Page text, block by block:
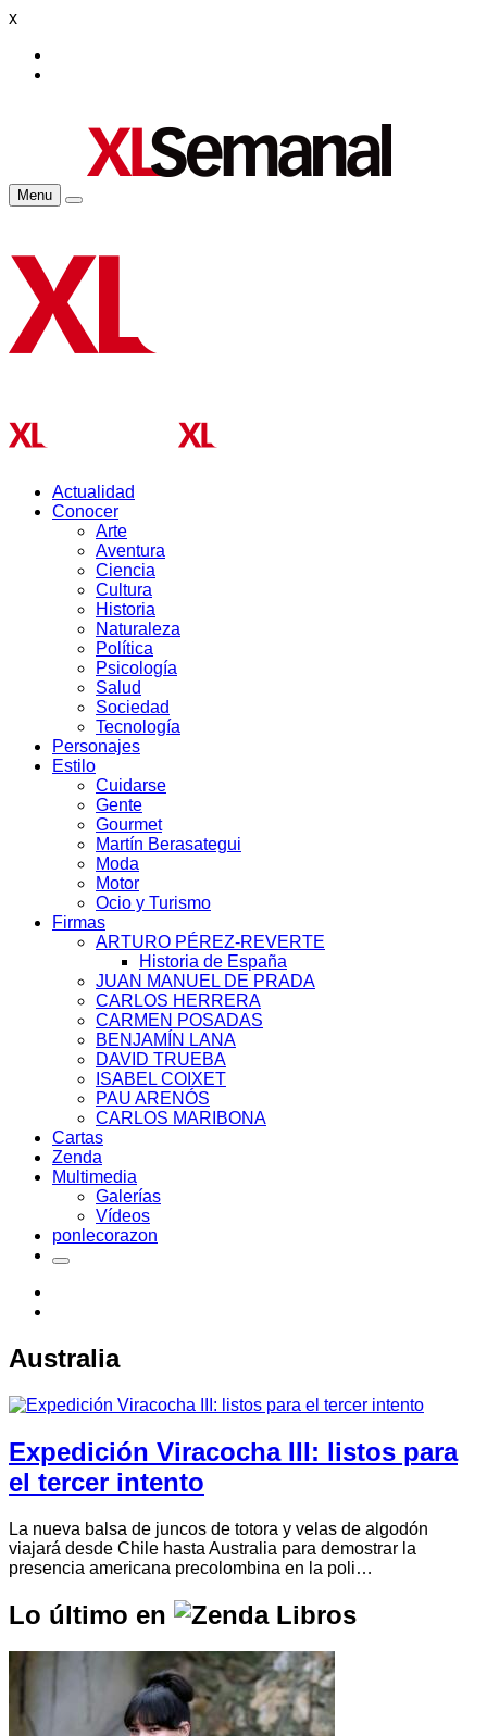
x
Menu
Actualidad
Conocer
Arte
Aventura
Ciencia
Cultura
Historia
Naturaleza
Política
Psicología
Salud
Sociedad
Tecnología
Personajes
Estilo
Cuidarse
Gente
Gourmet
Martín Berasategui
Moda
Motor
Ocio y Turismo
Firmas
ARTURO PÉREZ-REVERTE
Historia de España
JUAN MANUEL DE PRADA
CARLOS HERRERA
CARMEN POSADAS
BENJAMÍN LANA
DAVID TRUEBA
ISABEL COIXET
PAU ARENÓS
CARLOS MARIBONA
Cartas
Zenda
Multimedia
Galerías
Vídeos
ponlecorazon
Australia
Expedición Viracocha III: listos para
el tercer intento
La nueva balsa de juncos de totora y velas de algodón
viajará desde Chile hasta Australia para demostrar la
presencia americana precolombina en la poli…
Lo último en